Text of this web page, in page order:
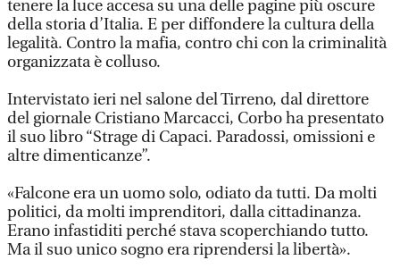
tenere la luce accesa su una delle pagine più oscure
della storia d’Italia. E per diffondere la cultura della
legalità. Contro la mafia, contro chi con la criminalità
organizzata è colluso.
Intervistato ieri nel salone del Tirreno, dal direttore
del giornale Cristiano Marcacci, Corbo ha presentato
il suo libro “Strage di Capaci. Paradossi, omissioni e
altre dimenticanze”.
«Falcone era un uomo solo, odiato da tutti. Da molti
politici, da molti imprenditori, dalla cittadinanza.
Erano infastiditi perché stava scoperchiando tutto.
Ma il suo unico sogno era riprendersi la libertà».